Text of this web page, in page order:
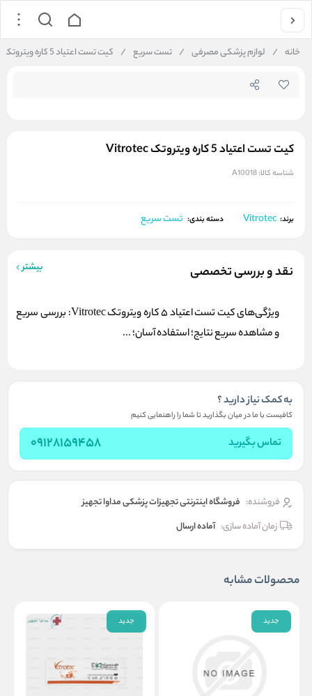
خانه / لوازم پزشکی مصرفی / تست سریع / کیت تست اعتیاد 5 کاره ویتروتک Vitrotec
کیت تست اعتیاد 5 کاره ویتروتک Vitrotec
شناسه کالا:A10018
برند: Vitrotec دسته بندی: تست سریع
نقد و بررسی تخصصی بیشتر
ویژگی‌های کیت تست اعتیاد 5 کاره ویتروتک Vitrotec: بررسی سریع
و مشاهده سریع نتایج؛ استفاده آسان؛ ...
به کمک نیاز دارید ؟
کافیست با ما در میان بگذارید تا شما را راهنمایی کنیم
تماس بگیرید 09128159458
فروشنده: فروشگاه اینترنتی تجهیزات پزشکی مداوا تجهیز
زمان آماده سازی: آماده ارسال
محصولات مشابه
جدید جدید